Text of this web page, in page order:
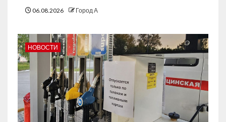
06.08.2026 Город А
НОВОСТИ